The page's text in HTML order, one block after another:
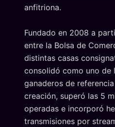
anfitriona.
Fundado en 2008 a
entre la Bolsa de
distintas casas
consolidó como uno de
ganaderos de
creación, superó las 5
operadas e incorporó
transmisiones por